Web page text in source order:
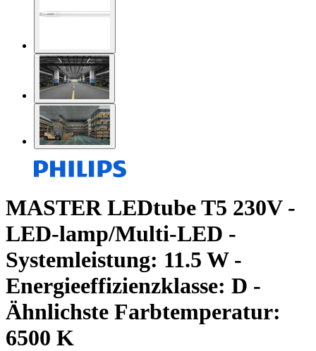
MASTER LEDtube T5 230V -
LED-lamp/Multi-LED -
Systemleistung: 11.5 W -
Energieeffizienzklasse: D -
Ähnlichste Farbtemperatur:
6500 K